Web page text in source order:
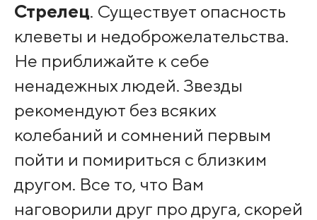
Стрелец. Существует опасность
клеветы и недоброжелательства.
Не приближайте к себе
ненадежных людей. Звезды
рекомендуют без всяких
колебаний и сомнений первым
пойти и помириться с близким
другом. Все то, что Вам
наговорили друг про друга, скорей